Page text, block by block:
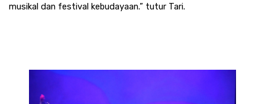
musikal dan festival kebudayaan.” tutur Tari.